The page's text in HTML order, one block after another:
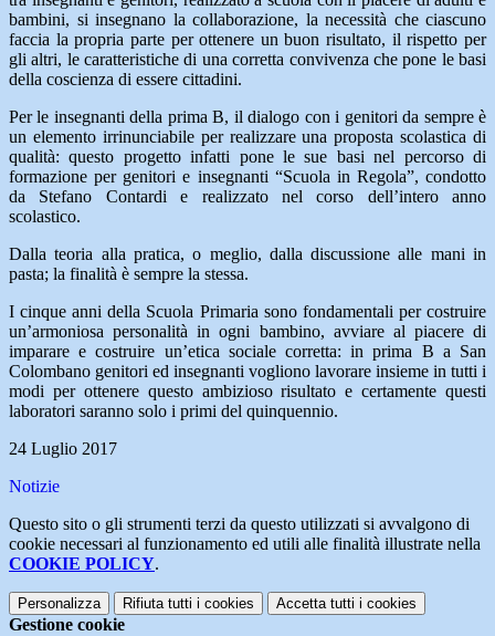
bambini, si insegnano la collaborazione, la necessità che ciascuno
faccia la propria parte per ottenere un buon risultato, il rispetto per
gli altri, le caratteristiche di una corretta convivenza che pone le basi
della coscienza di essere cittadini.
Per le insegnanti della prima B, il dialogo con i genitori da sempre è
un elemento irrinunciabile per realizzare una proposta scolastica di
qualità: questo progetto infatti pone le sue basi nel percorso di
formazione per genitori e insegnanti “Scuola in Regola”, condotto
da Stefano Contardi e realizzato nel corso dell’intero anno
scolastico.
Dalla teoria alla pratica, o meglio, dalla discussione alle mani in
pasta; la finalità è sempre la stessa.
I cinque anni della Scuola Primaria sono fondamentali per costruire
un’armoniosa personalità in ogni bambino, avviare al piacere di
imparare e costruire un’etica sociale corretta: in prima B a San
Colombano genitori ed insegnanti vogliono lavorare insieme in tutti i
modi per ottenere questo ambizioso risultato e certamente questi
laboratori saranno solo i primi del quinquennio.
24 Luglio 2017
Notizie
Questo sito o gli strumenti terzi da questo utilizzati si avvalgono di
cookie necessari al funzionamento ed utili alle finalità illustrate nella
COOKIE POLICY.
Personalizza Rifiuta tutti i cookies Accetta tutti i cookies
Gestione cookie